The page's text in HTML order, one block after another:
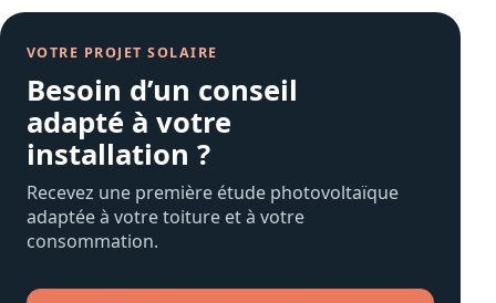
VOTRE PROJET SOLAIRE
Besoin d’un conseil
adapté à votre
installation ?
Recevez une première étude photovoltaïque
adaptée à votre toiture et à votre
consommation.